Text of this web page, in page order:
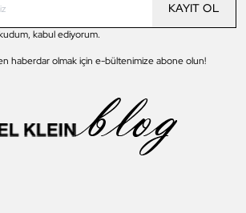
KAYIT OL
kabul ediyorum.
haberdar olmak için e-bültenimize abone olun!